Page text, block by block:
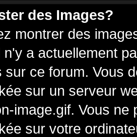
des Images?
montrer des
n'y a actuellement
sur ce forum. Vous
sur un serveur
image.gif. Vous
sur votre